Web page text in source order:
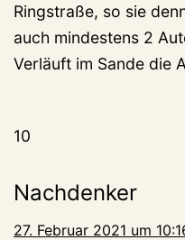
Ringstraße, so sie
auch mindestens 2
Verläuft im Sande die
10
Nachdenker
27. Februar 2021 um